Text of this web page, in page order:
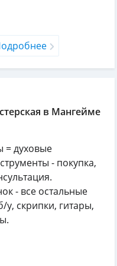
в Мангейме
= духовые
- покупка,
- все остальные
скрипки, гитары,